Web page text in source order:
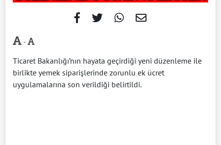
-
Ticaret Bakanlığı’nın hayata geçirdiği yeni düzenleme ile
birlikte yemek siparişlerinde zorunlu ek ücret
uygulamalarına son verildiği belirtildi.